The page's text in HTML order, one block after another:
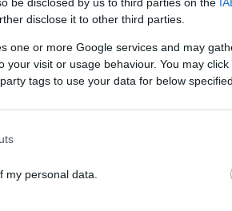
disclose it to other third parties.
one or more Google services and may
your visit or usage behaviour. You may
tags to use your data for below
my personal data.
του δανειακού του σκέλους
τα 46 δισ. ευρώ. Συνολικά
μικρομεσαίες επιχειρήσεις
ότι σημαντικό μέρος των
σε μεγάλους
πόρων που αναλογούν στην
αποτέλεσμα, καθώς
2,6 ευρώ σε συνολικά